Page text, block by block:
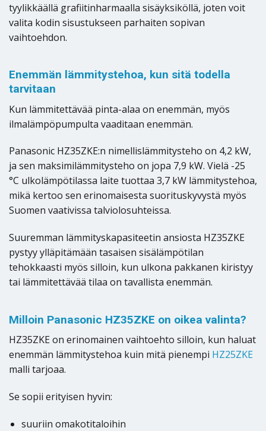
tyylikkäällä grafiitinharmaalla sisäyksiköllä, joten voit
valita kodin sisustukseen parhaiten sopivan
vaihtoehdon.
Enemmän lämmitystehoa, kun sitä todella
tarvitaan
Kun lämmitettävää pinta-alaa on enemmän, myös
ilmalämpöpumpulta vaaditaan enemmän.
Panasonic HZ35ZKE:n nimellislämmitysteho on 4,2 kW,
ja sen maksimilämmitysteho on jopa 7,9 kW. Vielä -25
°C ulkolämpötilassa laite tuottaa 3,7 kW lämmitystehoa,
mikä kertoo sen erinomaisesta suorituskyvystä myös
Suomen vaativissa talviolosuhteissa.
Suuremman lämmityskapasiteetin ansiosta HZ35ZKE
pystyy ylläpitämään tasaisen sisälämpötilan
tehokkaasti myös silloin, kun ulkona pakkanen kiristyy
tai lämmitettävää tilaa on tavallista enemmän.
Milloin Panasonic HZ35ZKE on oikea valinta?
HZ35ZKE on erinomainen vaihtoehto silloin, kun haluat
enemmän lämmitystehoa kuin mitä pienempi HZ25ZKE
malli tarjoaa.
Se sopii erityisen hyvin:
suuriin omakotitaloihin